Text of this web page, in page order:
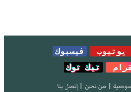
يوتيوب
فيسبوك
تيك توك
| من نحن | إتصل بنا